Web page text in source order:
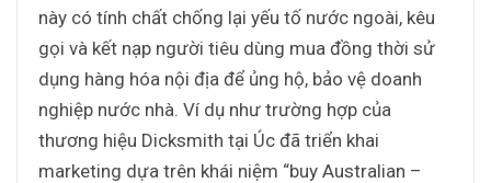
này có tính chất chống lại yếu tố nước ngoài, kêu
gọi và kết nạp người tiêu dùng mua đồng thời sử
dụng hàng hóa nội địa để ủng hộ, bảo vệ doanh
nghiệp nước nhà. Ví dụ như trường hợp của
thương hiệu Dicksmith tại Úc đã triển khai
marketing dựa trên khái niệm “buy Australian –